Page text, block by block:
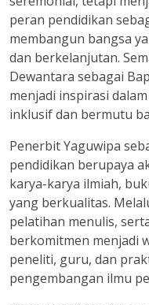
peran pendidikan
membangun bangsa
dan berkelanjutan.
Dewantara sebagai
menjadi inspirasi
inklusif dan bermutu
Penerbit Yaguwipa
pendidikan berupaya
karya-karya ilmiah,
yang berkualitas.
pelatihan menulis,
berkomitmen menjadi
peneliti, guru, dan
pengembangan ilmu